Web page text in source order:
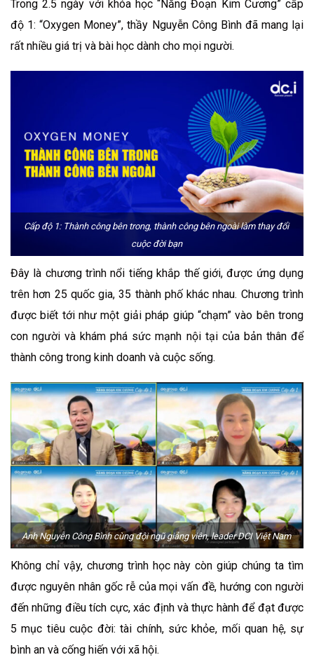
Trong 2.5 ngày với khóa học “Năng Đoạn Kim Cương” cấp
độ 1: “Oxygen Money”, thầy Nguyễn Công Bình đã mang lại
rất nhiều giá trị và bài học dành cho mọi người.
Cấp độ 1: Thành công bên trong, thành công bên ngoài làm thay đổi
cuộc đời bạn
Đây là chương trình nổi tiếng khắp thế giới, được ứng dụng
trên hơn 25 quốc gia, 35 thành phố khác nhau. Chương trình
được biết tới như một giải pháp giúp “chạm” vào bên trong
con người và khám phá sức mạnh nội tại của bản thân để
thành công trong kinh doanh và cuộc sống.
Anh Nguyễn Công Bình cùng đội ngũ giảng viên, leader DCI Việt Nam
Không chỉ vậy, chương trình học này còn giúp chúng ta tìm
được nguyên nhân gốc rễ của mọi vấn đề, hướng con người
đến những điều tích cực, xác định và thực hành để đạt được
5 mục tiêu cuộc đời: tài chính, sức khỏe, mối quan hệ, sự
bình an và cống hiến với xã hội.